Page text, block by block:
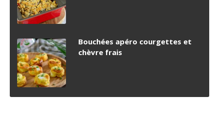
Bouchées apéro courgettes et
chèvre frais